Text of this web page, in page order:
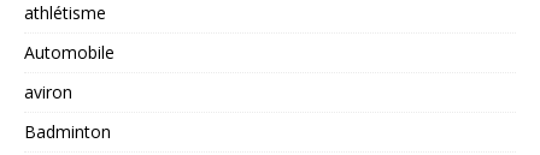
athlétisme
Automobile
aviron
Badminton